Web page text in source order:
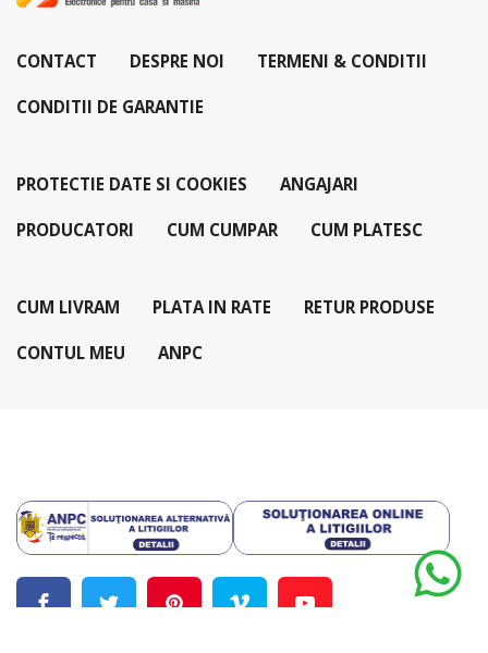
CONTACT DESPRE NOI TERMENI & CONDITII
CONDITII DE GARANTIE
PROTECTIE DATE SI COOKIES ANGAJARI
PRODUCATORI CUM CUMPAR CUM PLATESC
CUM LIVRAM PLATA IN RATE RETUR PRODUSE
CONTUL MEU ANPC